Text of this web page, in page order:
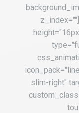
slim-right"